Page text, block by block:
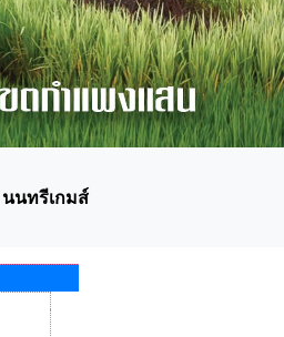
นนทรีเกมส์